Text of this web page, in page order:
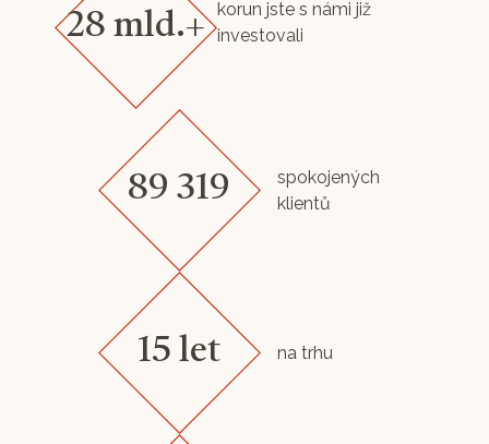
28 mld.+
korun jste s námi již
investovali
89 319
spokojených
klientů
15 let na trhu